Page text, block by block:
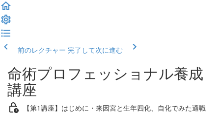
前のレクチャー 完了して次に進む
命術プロフェッショナル養成
講座
【第1講座】はじめに・来因宮と生年四化、自化でみた適職